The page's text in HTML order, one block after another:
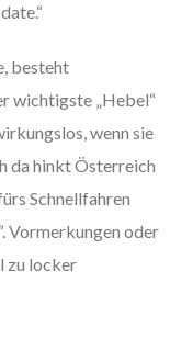
besteht
wichtigste „Hebel“
wenn sie
da hinkt Österreich
Schnellfahren
Vormerkungen oder
zu locker